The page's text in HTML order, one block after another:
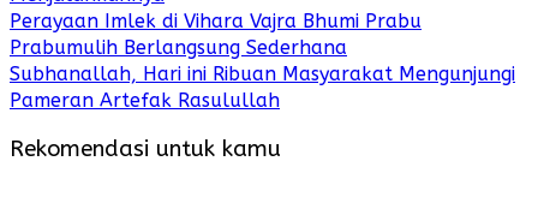
Perayaan Imlek di Vihara Vajra Bhumi Prabu
Prabumulih Berlangsung Sederhana
Subhanallah, Hari ini Ribuan Masyarakat Mengunjungi
Pameran Artefak Rasulullah
Rekomendasi untuk kamu